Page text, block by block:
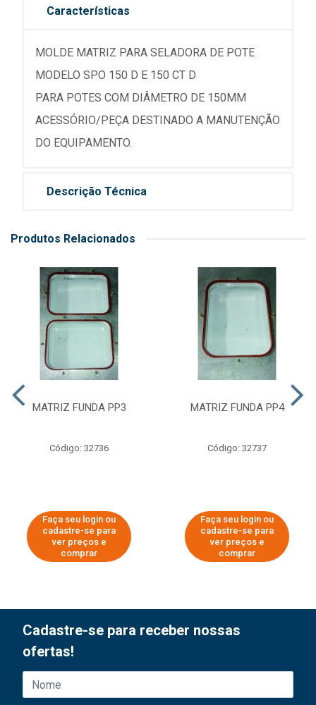
Características
MOLDE MATRIZ PARA SELADORA DE POTE
MODELO SPO 150 D E 150 CT D
PARA POTES COM DIÂMETRO DE 150MM
ACESSÓRIO/PEÇA DESTINADO A MANUTENÇÃO
DO EQUIPAMENTO.
Descrição Técnica
Produtos Relacionados
MATRIZ FUNDA PP3
Código: 32736
Faça seu login ou
cadastre-se para
ver preços e
comprar
MATRIZ FUNDA PP4
Código: 32737
Faça seu login ou
cadastre-se para
ver preços e
comprar
Cadastre-se para receber nossas
ofertas!